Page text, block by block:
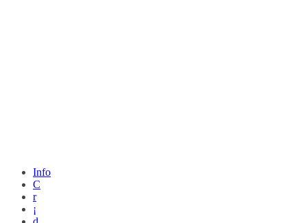
Info
C
r
¡